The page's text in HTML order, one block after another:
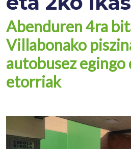
Abenduren 4ra
Villabonako
autobusez
etorriak